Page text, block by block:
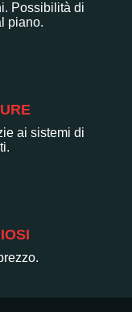
Possibilità di
piano.
ai sistemi di